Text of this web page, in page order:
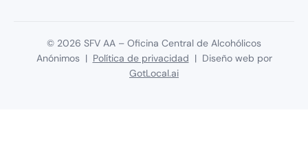
© 2026 SFV AA – Oficina Central de Alcohólicos
Anónimos | Política de privacidad | Diseño web por
GotLocal.ai